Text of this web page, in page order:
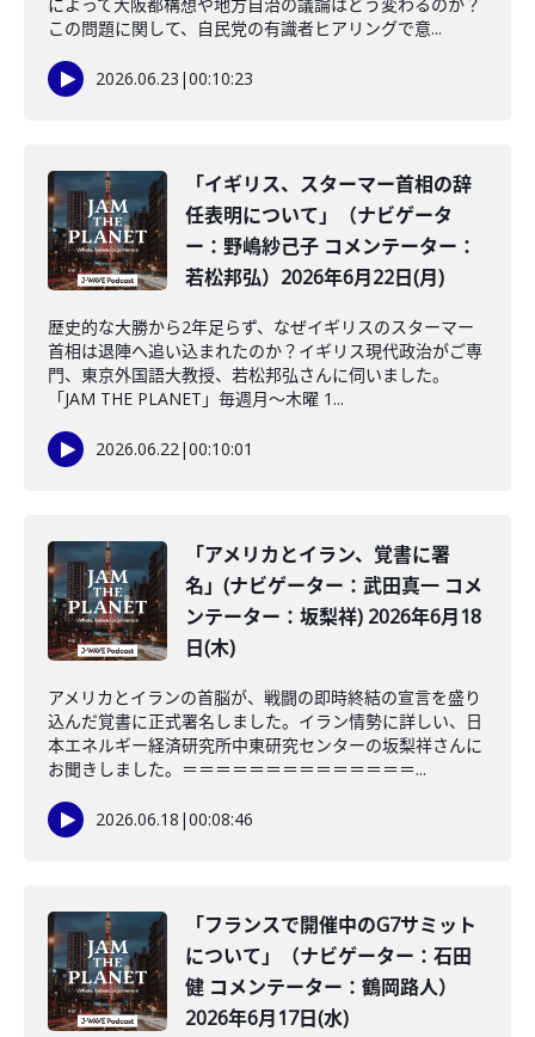
この問題に関して、自民党の有識者ヒアリングで意...
2026.06.23 |00:10:23
「イギリス、スターマー首相の辞
任表明について」（ナビゲータ
ー：野嶋紗己子 コメンテーター：
若松邦弘）2026年6月22日(月)
歴史的な大勝から2年足らず、なぜイギリスのスターマー
首相は退陣へ追い込まれたのか？イギリス現代政治がご専
門、東京外国語大教授、若松邦弘さんに伺いました。
「JAM THE PLANET」毎週月～木曜 1...
2026.06.22|00:10:01
「アメリカとイラン、覚書に署
名」(ナビゲーター：武田真一 コメ
ンテーター：坂梨祥) 2026年6月18
日(木)
アメリカとイランの首脳が、戦闘の即時終結の宣言を盛り
込んだ覚書に正式署名しました。イラン情勢に詳しい、日
本エネルギー経済研究所中東研究センターの坂梨祥さんに
お聞きしました。＝＝＝＝＝＝＝＝＝＝＝＝＝＝...
2026.06.18 |00:08:46
「フランスで開催中のG7サミット
について」（ナビゲーター：石田
健 コメンテーター：鶴岡路人）
2026年6月17日(水)